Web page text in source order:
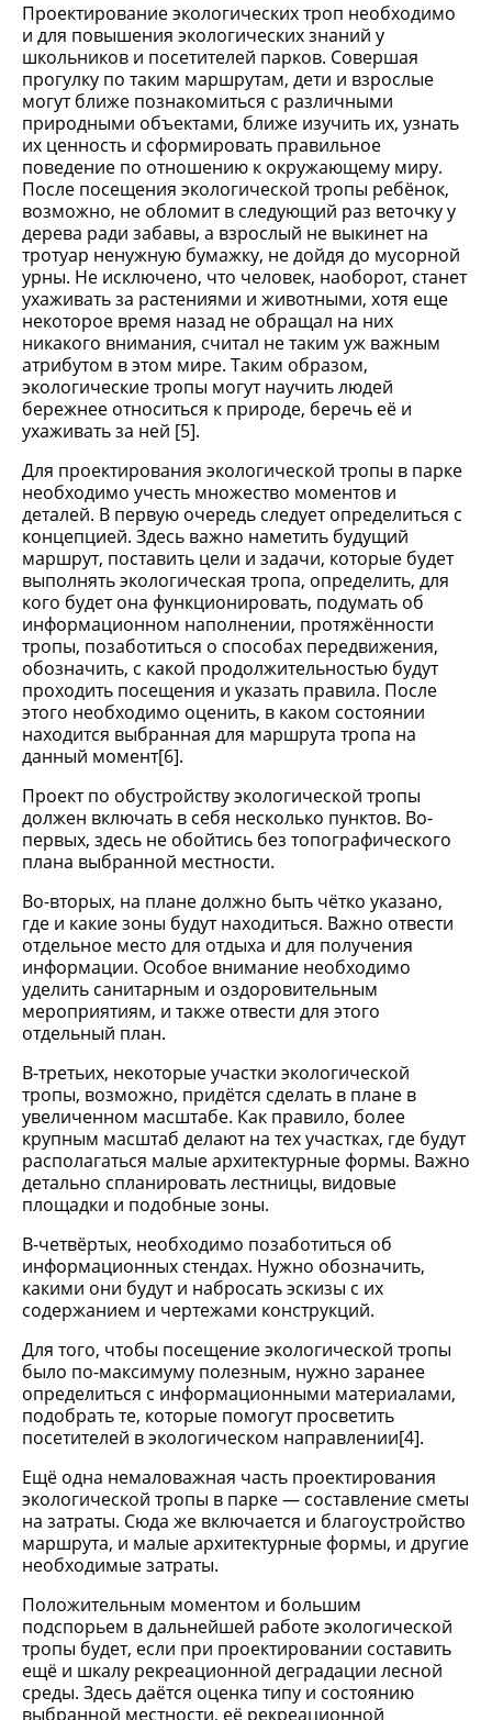
Проектирование экологических троп необходимо
и для повышения экологических знаний у
школьников и посетителей парков. Совершая
прогулку по таким маршрутам, дети и взрослые
могут ближе познакомиться с различными
природными объектами, ближе изучить их, узнать
их ценность и сформировать правильное
поведение по отношению к окружающему миру.
После посещения экологической тропы ребёнок,
возможно, не обломит в следующий раз веточку у
дерева ради забавы, а взрослый не выкинет на
тротуар ненужную бумажку, не дойдя до мусорной
урны. Не исключено, что человек, наоборот, станет
ухаживать за растениями и животными, хотя еще
некоторое время назад не обращал на них
никакого внимания, считал не таким уж важным
атрибутом в этом мире. Таким образом,
экологические тропы могут научить людей
бережнее относиться к природе, беречь её и
ухаживать за ней [5].
Для проектирования экологической тропы в парке
необходимо учесть множество моментов и
деталей. В первую очередь следует определиться с
концепцией. Здесь важно наметить будущий
маршрут, поставить цели и задачи, которые будет
выполнять экологическая тропа, определить, для
кого будет она функционировать, подумать об
информационном наполнении, протяжённости
тропы, позаботиться о способах передвижения,
обозначить, с какой продолжительностью будут
проходить посещения и указать правила. После
этого необходимо оценить, в каком состоянии
находится выбранная для маршрута тропа на
данный момент[6].
Проект по обустройству экологической тропы
должен включать в себя несколько пунктов. Во-
первых, здесь не обойтись без топографического
плана выбранной местности.
Во-вторых, на плане должно быть чётко указано,
где и какие зоны будут находиться. Важно отвести
отдельное место для отдыха и для получения
информации. Особое внимание необходимо
уделить санитарным и оздоровительным
мероприятиям, и также отвести для этого
отдельный план.
В-третьих, некоторые участки экологической
тропы, возможно, придётся сделать в плане в
увеличенном масштабе. Как правило, более
крупным масштаб делают на тех участках, где будут
располагаться малые архитектурные формы. Важно
детально спланировать лестницы, видовые
площадки и подобные зоны.
В-четвёртых, необходимо позаботиться об
информационных стендах. Нужно обозначить,
какими они будут и набросать эскизы с их
содержанием и чертежами конструкций.
Для того, чтобы посещение экологической тропы
было по-максимуму полезным, нужно заранее
определиться с информационными материалами,
подобрать те, которые помогут просветить
посетителей в экологическом направлении[4].
Ещё одна немаловажная часть проектирования
экологической тропы в парке — составление сметы
на затраты. Сюда же включается и благоустройство
маршрута, и малые архитектурные формы, и другие
необходимые затраты.
Положительным моментом и большим
подспорьем в дальнейшей работе экологической
тропы будет, если при проектировании составить
ещё и шкалу рекреационной деградации лесной
среды. Здесь даётся оценка типу и состоянию
выбранной местности, её рекреационной